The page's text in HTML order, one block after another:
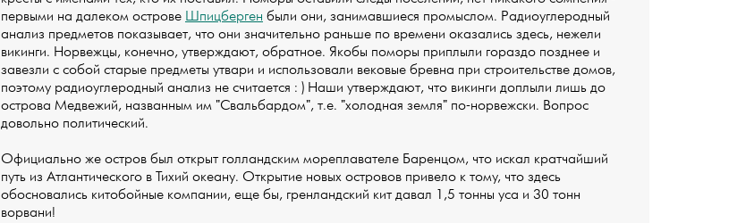
первыми на далеком острове Шпицберген были они, занимавшиеся промыслом. Радиоуглеродный
анализ предметов показывает, что они значительно раньше по времени оказались здесь, нежели
викинги. Норвежцы, конечно, утверждают, обратное. Якобы поморы приплыли гораздо позднее и
завезли с собой старые предметы утвари и использовали вековые бревна при строительстве домов,
поэтому радиоуглеродный анализ не считается : ) Наши утверждают, что викинги доплыли лишь до
острова Медвежий, названным им "Свальбардом", т.е. "холодная земля" по-норвежски. Вопрос
довольно политический.
Официально же остров был открыт голландским мореплавателе Баренцом, что искал кратчайший
путь из Атлантического в Тихий океану. Открытие новых островов привело к тому, что здесь
обосновались китобойные компании, еще бы, гренландский кит давал 1,5 тонны уса и 30 тонн
ворвани!